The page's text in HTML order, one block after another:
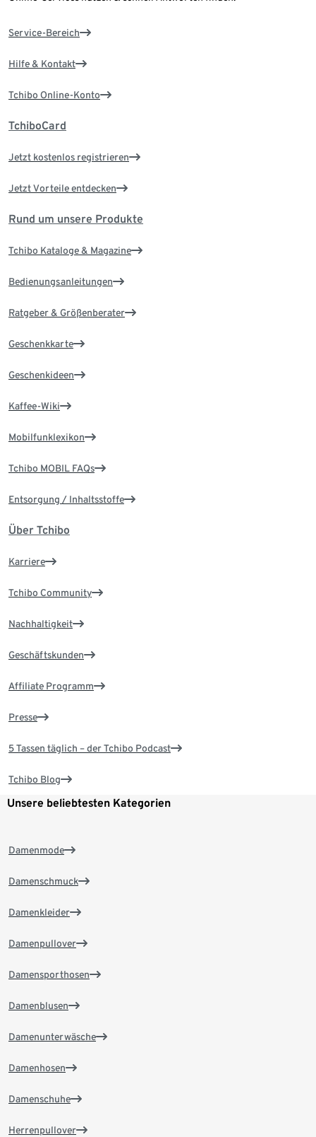
Service-Bereich
Hilfe & Kontakt
Tchibo Online-Konto
TchiboCard
Jetzt kostenlos registrieren
Jetzt Vorteile entdecken
Rund um unsere Produkte
Tchibo Kataloge & Magazine
Bedienungsanleitungen
Ratgeber & Größenberater
Geschenkkarte
Geschenkideen
Kaffee-Wiki
Mobilfunklexikon
Tchibo MOBIL FAQs
Entsorgung / Inhaltsstoffe
Über Tchibo
Karriere
Tchibo Community
Nachhaltigkeit
Geschäftskunden
Affiliate Programm
Presse
5 Tassen täglich – der Tchibo Podcast
Tchibo Blog
Unsere beliebtesten Kategorien
Damenmode
Damenschmuck
Damenkleider
Damenpullover
Damensporthosen
Damenblusen
Damenunterwäsche
Damenhosen
Damenschuhe
Herrenpullover